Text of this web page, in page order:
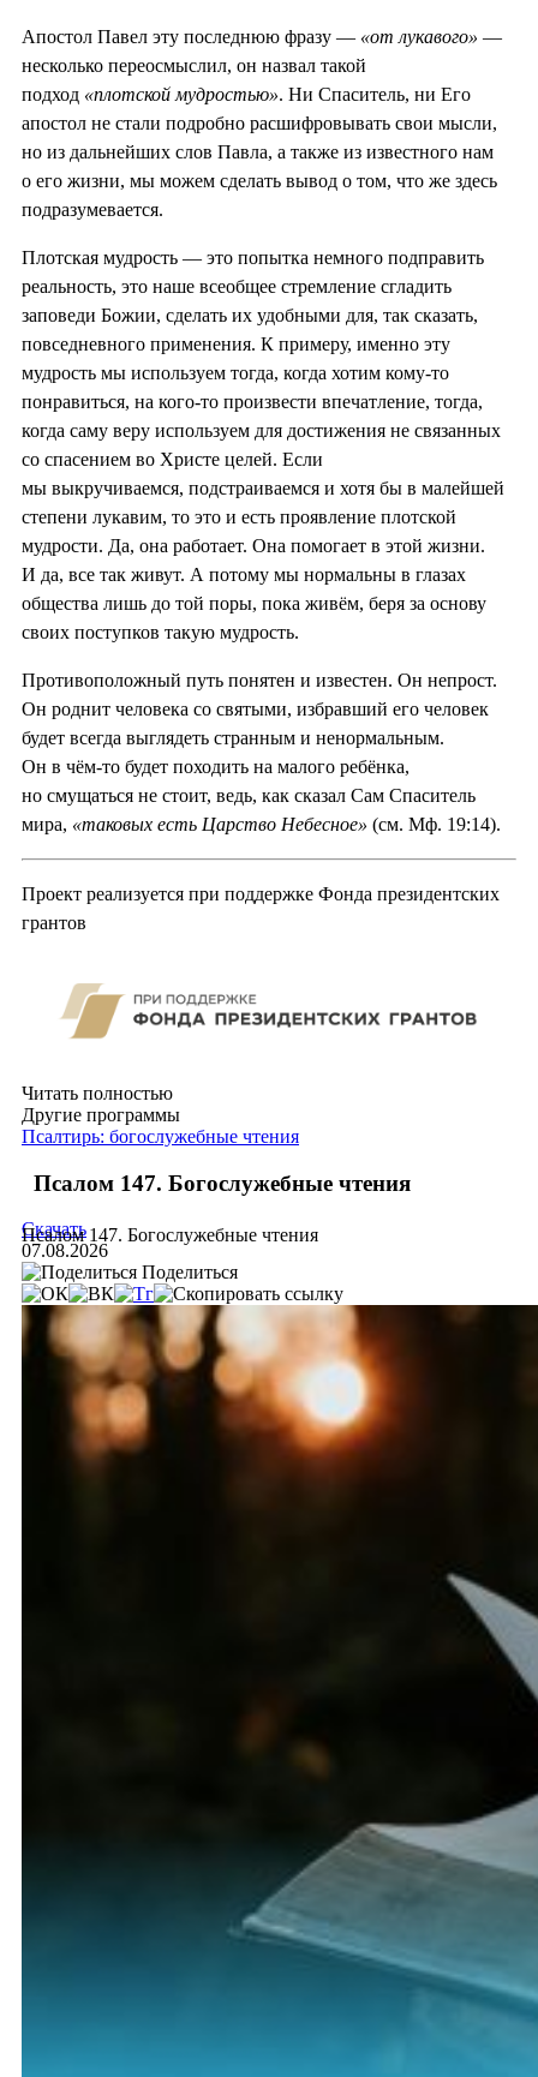
Апостол Павел эту последнюю фразу — «от лукавого» —
несколько переосмыслил, он назвал такой
подход «плотской мудростью». Ни Спаситель, ни Его
апостол не стали подробно расшифровывать свои мысли,
но из дальнейших слов Павла, а также из известного нам
о его жизни, мы можем сделать вывод о том, что же здесь
подразумевается.
Плотская мудрость — это попытка немного подправить
реальность, это наше всеобщее стремление сгладить
заповеди Божии, сделать их удобными для, так сказать,
повседневного применения. К примеру, именно эту
мудрость мы используем тогда, когда хотим кому-то
понравиться, на кого-то произвести впечатление, тогда,
когда саму веру используем для достижения не связанных
со спасением во Христе целей. Если
мы выкручиваемся, подстраиваемся и хотя бы в малейшей
степени лукавим, то это и есть проявление плотской
мудрости. Да, она работает. Она помогает в этой жизни.
И да, все так живут. А потому мы нормальны в глазах
общества лишь до той поры, пока живём, беря за основу
своих поступков такую мудрость.
Противоположный путь понятен и известен. Он непрост.
Он роднит человека со святыми, избравший его человек
будет всегда выглядеть странным и ненормальным.
Он в чём-то будет походить на малого ребёнка,
но смущаться не стоит, ведь, как сказал Сам Спаситель
мира, «таковых есть Царство Небесное» (см. Мф. 19:14).
Проект реализуется при поддержке Фонда президентских
грантов
Читать полностью
Другие программы
Псалтирь: богослужебные чтения
Псалом 147. Богослужебные чтения
Псалом 147. Богослужебные чтения
Скачать
07.08.2026
Поделиться